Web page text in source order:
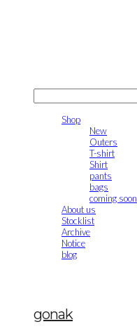
Shop
New
Outers
T-shirt
Shirt
pants
bags
coming soon
About us
Stocklist
Archive
Notice
blog
gonak